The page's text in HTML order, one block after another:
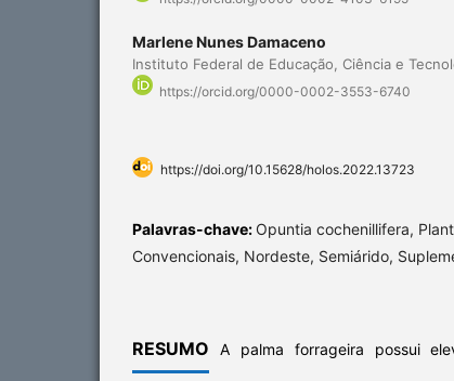
Marlene Nunes Damaceno
Instituto Federal de Educação, Ciência e
https://orcid.org/0000-0002-3553-6740
https://doi.org/10.15628/holos.2022.13723
Palavras-chave: Opuntia cochenillifera,
Convencionais, Nordeste, Semiárido,
RESUMO A palma forrageira possui